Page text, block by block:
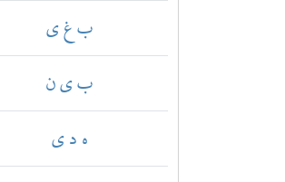
ب غ ي
ب ي ن
ه د ي